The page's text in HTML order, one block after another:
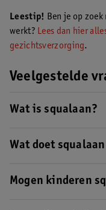
Leestip! Ben je op
werkt? Lees dan hier
gezichtsverzorging.
Veelgestelde
Wat is squalaan?
lichaamseigen talg
Wat doet
het beschermen van je
Mogen kinderen